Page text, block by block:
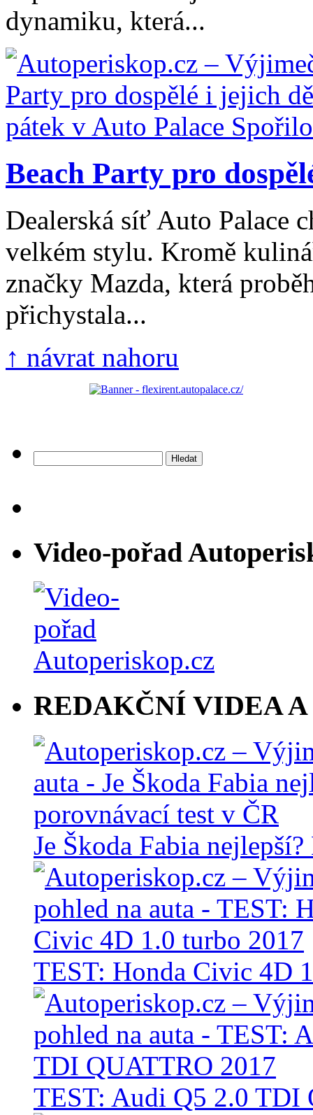
dynamiku, která...
Beach Party pro
Dealerská síť Auto Palace
velkém stylu. Kromě
značky Mazda, která
přichystala...
↑ návrat nahoru
Video-pořad
REDAKČNÍ VIDEA A
Je Škoda Fabia
TEST: Honda Civic 4D
TEST: Audi Q5 2.0 TDI